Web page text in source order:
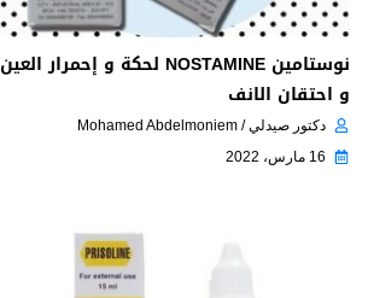
نوستامين NOSTAMINE لحكة و إحمرار العين
و احتقان الانف
دكتور صيدلي / Mohamed Abdelmoniem
16 مارس، 2022